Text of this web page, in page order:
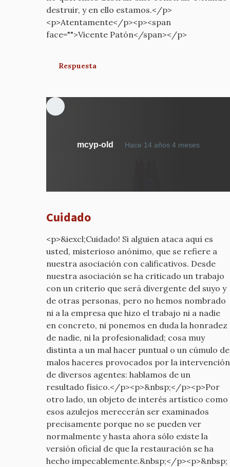
destruir, y en ello estamos.</p>
<p>Atentamente</p><p><span
face="">Vicente Patón</span></p>
Respuesta
mcyp-old Hace 14 años 4 mesesEn
qué
mcyp-
old
Cuidado
<p>&iexcl;Cuidado! Si alguien ataca aquí es
usted, misterioso anónimo, que se refiere a
nuestra asociación con calificativos. Desde
nuestra asociación se ha criticado un trabajo
con un criterio que será divergente del suyo y
de otras personas, pero no hemos nombrado
ni a la empresa que hizo el trabajo ni a nadie
en concreto, ni ponemos en duda la honradez
de nadie, ni la profesionalidad; cosa muy
distinta a un mal hacer puntual o un cúmulo de
malos haceres provocados por la intervención
de diversos agentes: hablamos de un
resultado físico.</p><p>&nbsp;</p><p>Por
otro lado, un objeto de interés artístico como
esos azulejos merecerán ser examinados
precisamente porque no se pueden ver
normalmente y hasta ahora sólo existe la
versión oficial de que la restauración se ha
hecho impecablemente.&nbsp;</p><p>&nbsp;